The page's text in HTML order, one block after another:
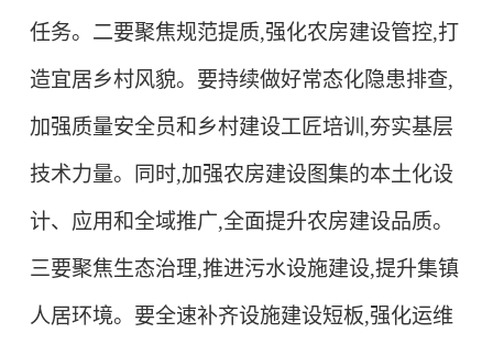
任务。 二要聚焦规范提质,强化农房建设管控,打
造宜居乡村风貌。 要持续做好常态化隐患排查,
加强质量安全员和乡村建设工匠培训,夯实基层
技术力量。同时,加强农房建设图集的本土化设
计、应用和全域推广,全面提升农房建设品质。
三要聚焦生态治理,推进污水设施建设,提升集镇
人居环境。 要全速补齐设施建设短板,强化运维